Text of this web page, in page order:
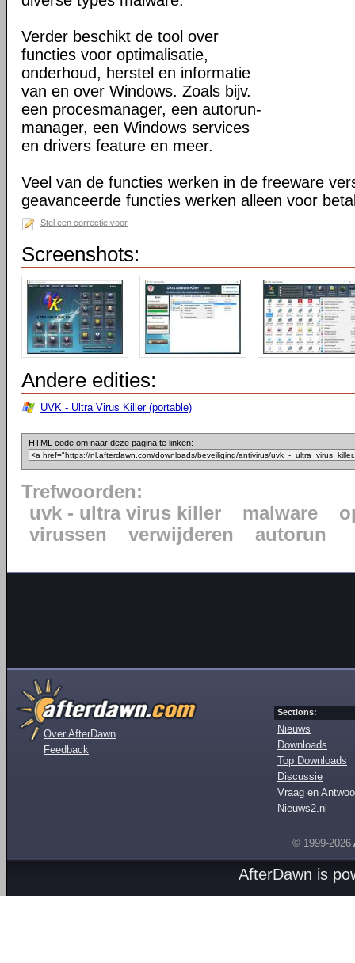
Verder beschikt de tool over
functies voor optimalisatie,
onderhoud, herstel en informatie
van en over Windows. Zoals bijv.
een procesmanager, een autorun-
manager, een Windows services
en drivers feature en meer.
Veel van de functies werken in de freeware
geavanceerde functies werken alleen voor
Stel een correctie voor
Screenshots:
Andere edities:
UVK - Ultra Virus Killer (portable)
HTML code om naar deze pagina te linken:
Trefwoorden:
uvk - ultra virus killer
malware
virussen
verwijderen autorun
Over AfterDawn
Feedback
Sections:
Nieuws
Downloads
Top Downloads
Discussie
Vraag en
Nieuws2.nl
© 1999-2026
AfterDawn is